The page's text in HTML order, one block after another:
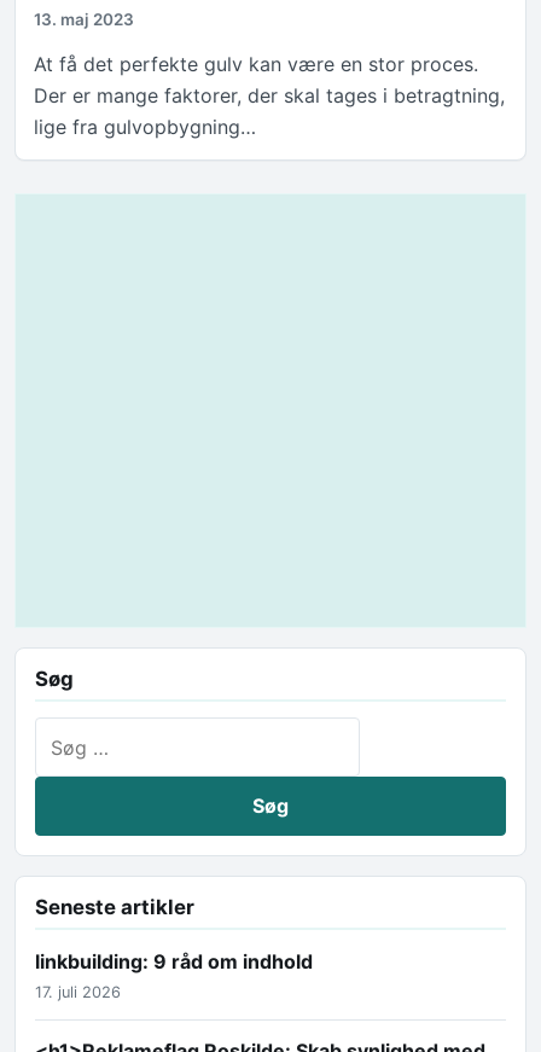
13. maj 2023
At få det perfekte gulv kan være en stor proces.
Der er mange faktorer, der skal tages i betragtning,
lige fra gulvopbygning…
Søg
Seneste artikler
linkbuilding: 9 råd om indhold
17. juli 2026